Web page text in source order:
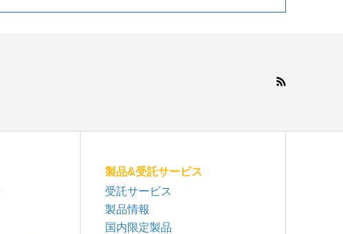
製品&受託サービス
受託サービス
製品情報
国内限定製品